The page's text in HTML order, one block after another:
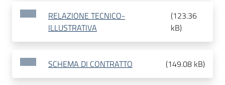
RELAZIONE TECNICO-
ILLUSTRATIVA
(123.36
kB)
SCHEMA DI CONTRATTO (149.08 kB)